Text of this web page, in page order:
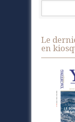
Le
en